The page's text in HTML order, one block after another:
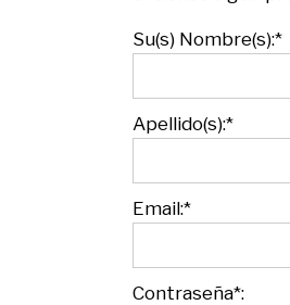
Su(s) Nombre(s):*
Apellido(s):*
Email:*
Contraseña*: